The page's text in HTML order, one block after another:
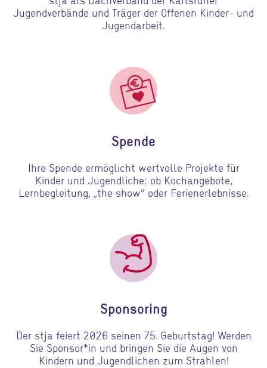
Jugendverbände und Träger der Offenen Kinder- und
Jugendarbeit.
Gehe zu Spende
Spende
Ihre Spende ermöglicht wertvolle Projekte für
Kinder und Jugendliche: ob Kochangebote,
Lernbegleitung, „the show“ oder Ferienerlebnisse.
Gehe zu Sponsoring
Sponsoring
Der stja feiert 2026 seinen 75. Geburtstag! Werden
Sie Sponsor*in und bringen Sie die Augen von
Kindern und Jugendlichen zum Strahlen!